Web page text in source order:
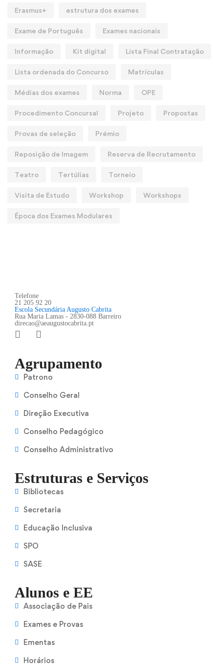
Erasmus+ estrutura dos exames
Exame de Português Exames nacionais
Informação Kit digital Lista Final Contratação
Lista ordenada do Concurso Matrículas
Médias dos exames Norma OPE
Procedimento Concursal Projeto Propostas
Provas de seleção Prémio
Reposição de Imagem Reserva de Recrutamento
Teatro Tertúlias Torneio
Visita de Estudo Workshop Workshops
Época dos Exames Modulares
Telefone
21 205 92 20
Escola Secundária Augusto Cabrita
Rua Maria Lamas - 2830-088 Barreiro
direcao@aeaugustocabrita.pt
Agrupamento
Patrono
Conselho Geral
Direção Executiva
Conselho Pedagógico
Conselho Administrativo
Estruturas e Serviços
Bibliotecas
Secretaria
Educação Inclusiva
SPO
SASE
Alunos e EE
Associação de Pais
Exames e Provas
Ementas
Horários